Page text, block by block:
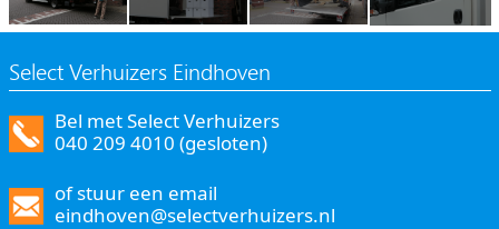
Select Verhuizers Eindhoven
Bel met Select Verhuizers
040 209 4010 (gesloten)
of stuur een email
eindhoven@selectverhuizers.nl